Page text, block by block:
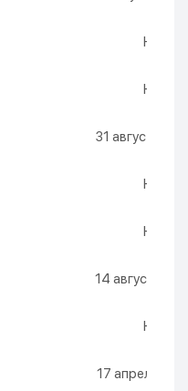
31 августа
14 августа
17 апреля